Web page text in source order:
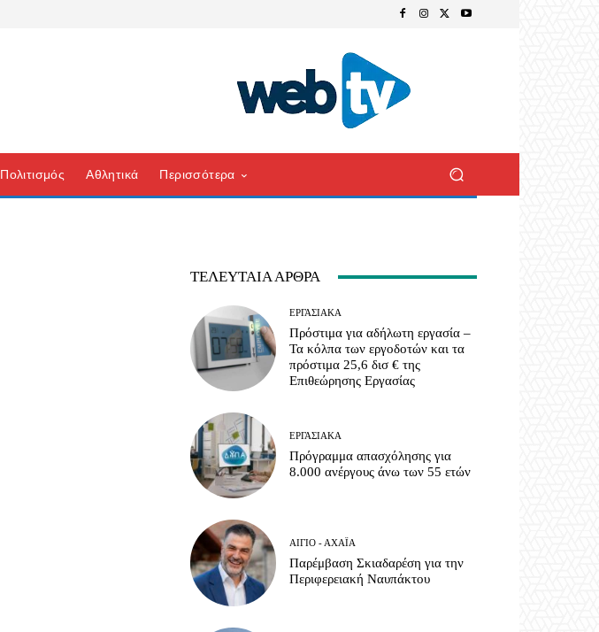
Πολιτισμός Αθλητικά Περισσότερα
ΤΕΛΕΥΤΑΊΑ ΆΡΘΡΑ
ΕΡΓΑΣΙΑΚΆ
Πρόστιμα για αδήλωτη εργασία –
Τα κόλπα των εργοδοτών και τα
πρόστιμα 25,6 δισ € της
Επιθεώρησης Εργασίας
ΕΡΓΑΣΙΑΚΆ
Πρόγραμμα απασχόλησης για
8.000 ανέργους άνω των 55 ετών
ΑΊΓΙΟ - ΑΧΑΪ́Α
Παρέμβαση Σκιαδαρέση για την
Περιφερειακή Ναυπάκτου